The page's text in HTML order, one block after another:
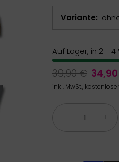
Variante
Auf Lager, in 2 -
39,90 €
inkl. MwSt., kostenloser
− +